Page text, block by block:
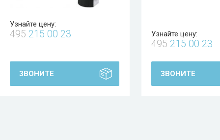
Узнайте цену:
495 215 00 23
ЗВОНИТЕ
Узнайте цену:
495 215 00 23
ЗВОНИТЕ